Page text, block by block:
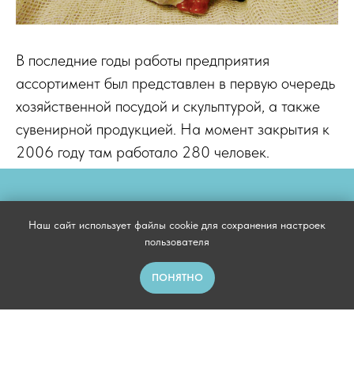
В последние годы работы предприятия
ассортимент был представлен в первую очередь
хозяйственной посудой и скульптурой, а также
сувенирной продукцией. На момент закрытия к
2006 году там работало 280 человек.
Наш сайт использует файлы cookie для сохранения настроек
пользователя
ПОНЯТНО